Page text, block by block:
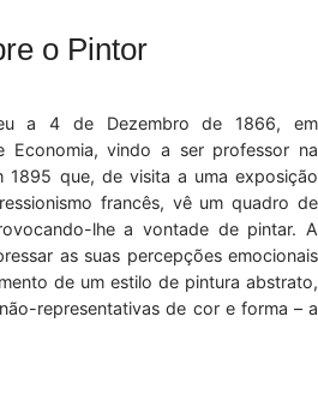
o Pintor
a 4 de Dezembro de 1866, em
Economia, vindo a ser professor na
1895 que, de visita a uma exposição
francês, vê um quadro de
lhe a vontade de pintar. A
as suas percepções emocionais
de um estilo de pintura abstrato,
representativas de cor e forma – a